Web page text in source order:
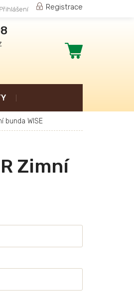
Registrace
Přihlášení
Nákupní
bunda WISE
Zimní